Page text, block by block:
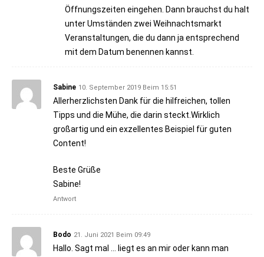
Öffnungszeiten eingehen. Dann brauchst du halt
unter Umständen zwei Weihnachtsmarkt
Veranstaltungen, die du dann ja entsprechend
mit dem Datum benennen kannst.
Sabine 10. September 2019 Beim 15:51
Allerherzlichsten Dank für die hilfreichen, tollen
Tipps und die Mühe, die darin steckt.Wirklich
großartig und ein exzellentes Beispiel für guten
Content!
Beste Grüße
Sabine!
Antwort
Bodo 21. Juni 2021 Beim 09:49
Hallo. Sagt mal … liegt es an mir oder kann man